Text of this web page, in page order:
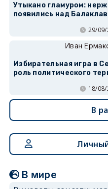
Утыкано гламуром:
появились над
29/09/
Иван
Избирательная игра в
роль политического
18/
В
В мире